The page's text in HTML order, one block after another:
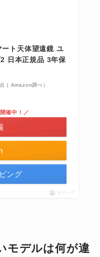
ト天体望遠鏡 ユ
日本正規品 3年保
| Amazon調べ）
催中！／
ング
ポチップ
モデルは何が違